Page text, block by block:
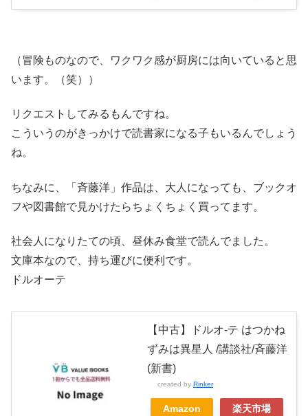
（冒険ものなので、ワクワク感が厨房には向いていると思
います。（笑））
リクエストしてみるもんですね。
こういうのがきっかけで読書家になる子もいるんでしょう
ね。
ちなみに、「斉藤洋」作品は、大人になっても、ブックオ
フや図書館で見かけたらちょくちょく買ってます。
社会人になりたての頃、昼休み食堂で読んでました。
文庫本なので、持ち運びに便利です。
ドルオーテ
【中古】ドルオ-テ はつかね
ずみは異星人 /講談社/斉藤洋
(新書)
created by Rinker
Amazon 楽天市場